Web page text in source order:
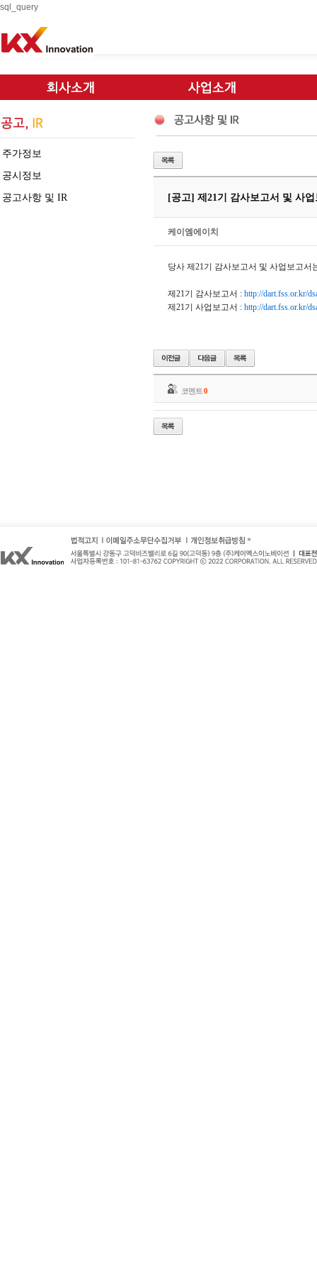
sql_query
주가정보
공시정보
공고사항 및 IR [공고] 제21기 감사보고서 및 사
케이엠에이치
당사 제21기 감사보고서 및 사업보고
제21기 감사보고서 : http://dart.fss.or.kr/
제21기 사업보고서 : http://dart.fss.or.kr/
코멘트 0
*